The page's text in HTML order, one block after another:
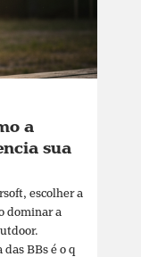
a
sua
escolher a
dominar a
BBs é o q